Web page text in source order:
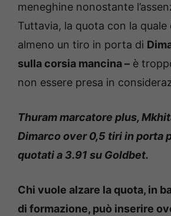
meneghine nonostante
Tuttavia, la quota con la quale
almeno un tiro in porta di
sulla corsia mancina – è
non essere presa in
Thuram marcatore plus,
Dimarco over 0,5 tiri in porta
quotati a 3.91 su Goldbet.
Chi vuole alzare la quota, in
di formazione, può inserire